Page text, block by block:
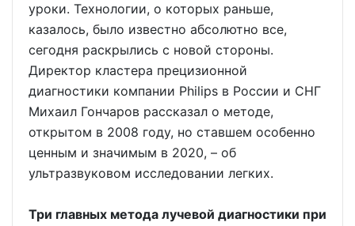
уроки. Технологии, о которых раньше,
казалось, было известно абсолютно все,
сегодня раскрылись с новой стороны.
Директор кластера прецизионной
диагностики компании Philips в России и СНГ
Михаил Гончаров рассказал о методе,
открытом в 2008 году, но ставшем особенно
ценным и значимым в 2020, – об
ультразвуковом исследовании легких.
Три главных метода лучевой диагностики при